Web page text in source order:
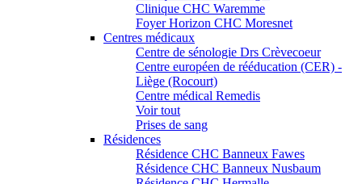
Clinique CHC Waremme
Foyer Horizon CHC Moresnet
Centres médicaux
Centre de sénologie Drs Crèvecoeur
Centre européen de rééducation (CER) -
Liège (Rocourt)
Centre médical Remedis
Voir tout
Prises de sang
Résidences
Résidence CHC Banneux Fawes
Résidence CHC Banneux Nusbaum